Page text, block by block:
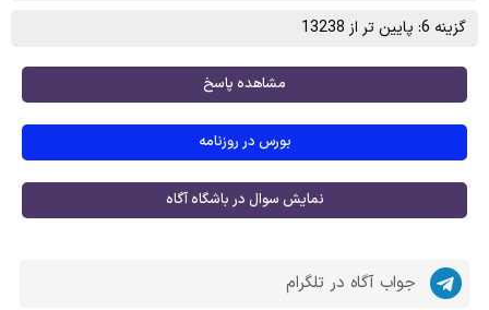
گزینه 6: پایین تر از 13238
مشاهده پاسخ
بورس در روزنامه
نمایش سوال در باشگاه آگاه
جواب آگاه در تلگرام